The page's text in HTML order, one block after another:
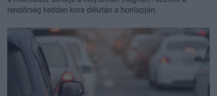
rendőrség kedden kora délután a honlapján.